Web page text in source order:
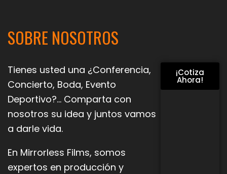
SOBRE NOSOTROS
Tienes usted una ¿Conferencia,
Concierto, Boda, Evento
Deportivo?… Comparta con
nosotros su idea y juntos vamos
a darle vida.
En Mirrorless Films, somos
expertos en producción y
¡Cotiza
Ahora!